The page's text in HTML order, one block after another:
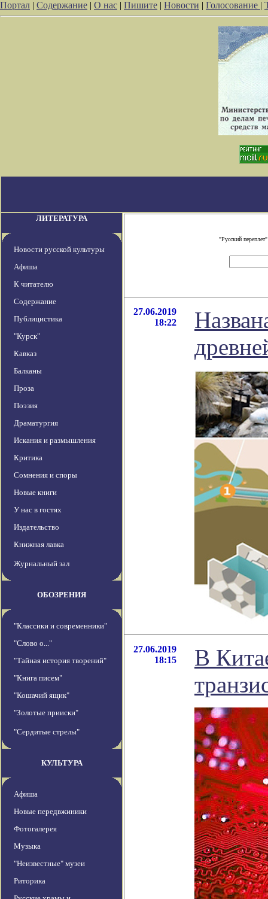
Портал | Содержание | О нас | Пишите | Новости | Голосование |
ЛИТЕРАТУРА
Новости русской культуры
Афиша
К читателю
Содержание
Публицистика
"Курск"
Кавказ
Балканы
Проза
Поэзия
Драматургия
Искания и размышления
Критика
Сомнения и споры
Новые книги
У нас в гостях
Издательство
Книжная лавка
Журнальный зал
ОБОЗРЕНИЯ
"Классики и современники"
"Слово о..."
"Тайная история творений"
"Книга писем"
"Кошачий ящик"
"Золотые прииски"
"Сердитые стрелы"
КУЛЬТУРА
Афиша
Новые передвжиники
Фотогалерея
Музыка
"Неизвестные" музеи
Риторика
"Русский
27.06.2019
18:22
27.06.2019
18:15
В